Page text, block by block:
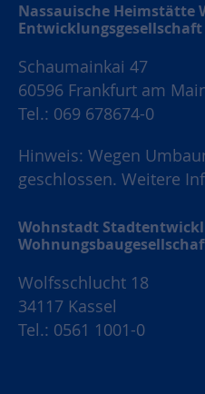
Nassauische Heimstätte
Entwicklungsgesellschaft
Schaumainkai 47
60596 Frankfurt am
Tel.: 069 678674-0
Hinweis: Wegen
geschlossen. Weitere
Wohnstadt
Wolfsschlucht 18
34117 Kassel
Tel.: 0561 1001-0